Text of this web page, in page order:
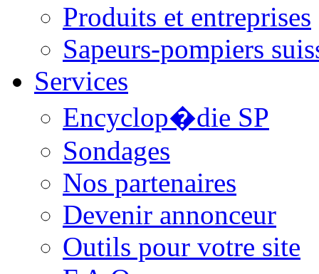
Produits et entreprises
Sapeurs-pompiers
Services
Encyclop�die SP
Sondages
Nos partenaires
Devenir annonceur
Outils pour votre site